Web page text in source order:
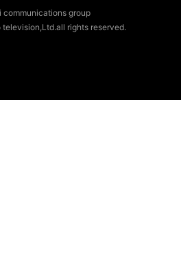
communications group
rights reserved.